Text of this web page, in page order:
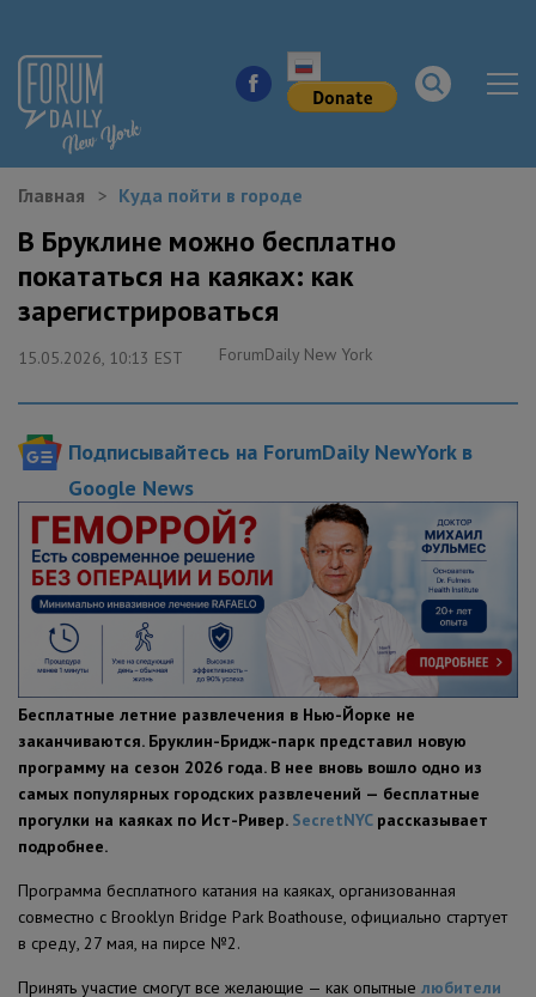
НОВОСТИ ГОРОДА
КУДА ПОЙТИ В ГОРОДЕ
ЗДОРОВЬЕ
ЖИЛЬЕ
ОБРАЗОВАНИЕ
ПОЛЕЗНЫЕ СОВЕТЫ
Главная Куда пойти в городе
В Бруклине можно бесплатно
покататься на каяках: как
зарегистрироваться
15.05.2026, 10:13 EST ForumDaily New York
Подписывайтесь на ForumDaily NewYork в
Google News
Бесплатные летние развлечения в Нью-Йорке не
заканчиваются. Бруклин-Бридж-парк представил новую
программу на сезон 2026 года. В нее вновь вошло одно из
самых популярных городских развлечений — бесплатные
прогулки на каяках по Ист-Ривер. SecretNYCрассказывает
подробнее.
Программа бесплатного катания на каяках, организованная
совместно с Brooklyn Bridge Park Boathouse, официально стартует
в среду, 27 мая, на пирсе №2.
Принять участие смогут все желающие — как опытные любители